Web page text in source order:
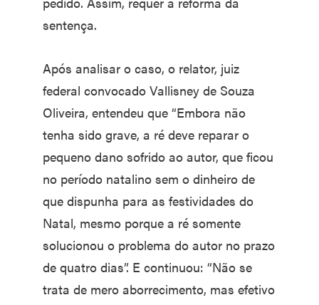
sentença.
Após analisar o caso, o relator, juiz
federal convocado Vallisney de Souza
Oliveira, entendeu que “Embora não
tenha sido grave, a ré deve reparar o
pequeno dano sofrido ao autor, que ficou
no período natalino sem o dinheiro de
que dispunha para as festividades do
Natal, mesmo porque a ré somente
solucionou o problema do autor no prazo
de quatro dias”. E continuou: “Não se
trata de mero aborrecimento, mas efetivo